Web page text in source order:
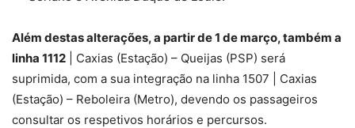
Além destas alterações, a partir de 1 de março, também a
linha 1112 | Caxias (Estação) – Queijas (PSP) será
suprimida, com a sua integração na linha 1507 | Caxias
(Estação) – Reboleira (Metro), devendo os passageiros
consultar os respetivos horários e percursos.